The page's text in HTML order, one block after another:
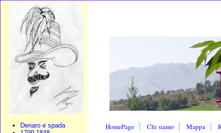
Denaro e spada
HomePage Chi siamo Mappa